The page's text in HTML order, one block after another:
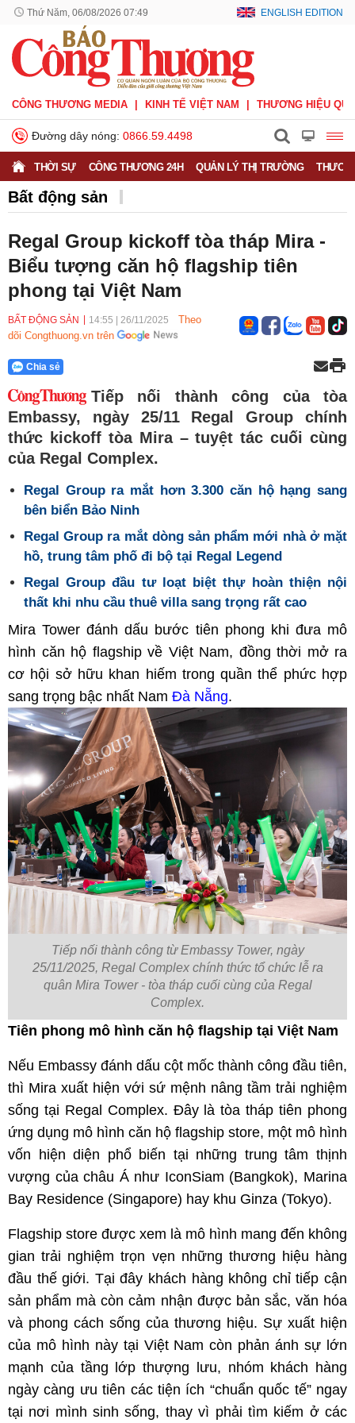
Thứ Năm, 06/08/2026 07:49 ENGLISH EDITION
CÔNG THƯƠNG MEDIA KINH TẾ VIỆT NAM THƯƠNG HIỆU
Đường dây nóng: 0866.59.4498
THỜI SỰ CÔNG THƯƠNG 24H QUẢN LÝ THỊ TRƯỜNG
Bất động sản
Regal Group kickoff tòa tháp Mira -
Biểu tượng căn hộ flagship tiên
phong tại Việt Nam
BẤT ĐỘNG SẢN 14:55 26/11/2025
Theo
dõi Congthuong.vn trên
Chia sẻ
Tiếp nối thành công của tòa
Embassy, ngày 25/11 Regal Group chính
thức kickoff tòa Mira – tuyệt tác cuối cùng
của Regal Complex.
Regal Group ra mắt hơn 3.300 căn hộ hạng sang
bên biển Bảo Ninh
Regal Group ra mắt dòng sản phẩm mới nhà ở mặt
hồ, trung tâm phố đi bộ tại Regal Legend
Regal Group đầu tư loạt biệt thự hoàn thiện nội
thất khi nhu cầu thuê villa sang trọng rất cao
Mira Tower đánh dấu bước tiên phong khi đưa mô
hình căn hộ flagship về Việt Nam, đồng thời mở ra
cơ hội sở hữu khan hiếm trong quần thể phức hợp
sang trọng bậc nhất Nam Đà Nẵng.
Tiếp nối thành công từ Embassy Tower, ngày
25/11/2025, Regal Complex chính thức tổ chức lễ ra
quân Mira Tower - tòa tháp cuối cùng của Regal
Complex.
Tiên phong mô hình căn hộ flagship tại Việt Nam
Nếu Embassy đánh dấu cột mốc thành công đầu tiên,
thì Mira xuất hiện với sứ mệnh nâng tầm trải nghiệm
sống tại Regal Complex. Đây là tòa tháp tiên phong
ứng dụng mô hình căn hộ flagship store, một mô hình
vốn hiện diện phổ biến tại những trung tâm thịnh
vượng của châu Á như IconSiam (Bangkok), Marina
Bay Residence (Singapore) hay khu Ginza (Tokyo).
Flagship store được xem là mô hình mang đến không
gian trải nghiệm trọn vẹn những thương hiệu hàng
đầu thế giới. Tại đây khách hàng không chỉ tiếp cận
sản phẩm mà còn cảm nhận được bản sắc, văn hóa
và phong cách sống của thương hiệu. Sự xuất hiện
của mô hình này tại Việt Nam còn phản ánh sự lớn
mạnh của tầng lớp thượng lưu, nhóm khách hàng
ngày càng ưu tiên các tiện ích “chuẩn quốc tế” ngay
tại nơi mình sinh sống, thay vì phải tìm kiếm ở các